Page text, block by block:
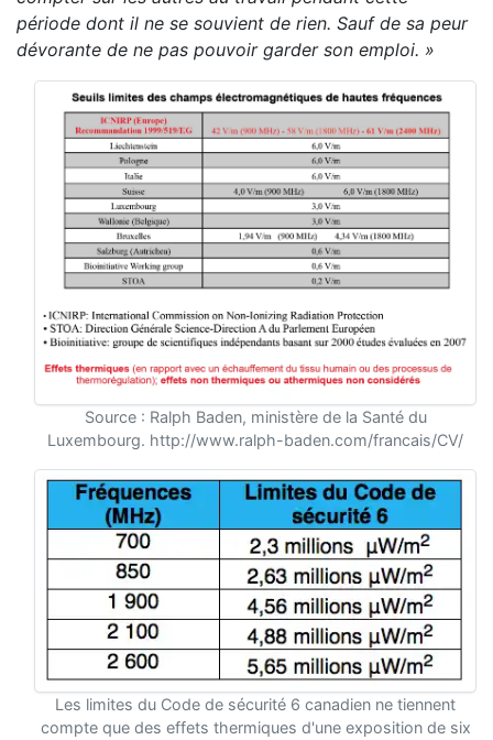
période dont il ne se souvient de rien. Sauf de sa peur
dévorante de ne pas pouvoir garder son emploi. »
Source : Ralph Baden, ministère de la Santé du
Luxembourg. http://www.ralph-baden.com/francais/CV/
Les limites du Code de sécurité 6 canadien ne tiennent
compte que des effets thermiques d'une exposition de six